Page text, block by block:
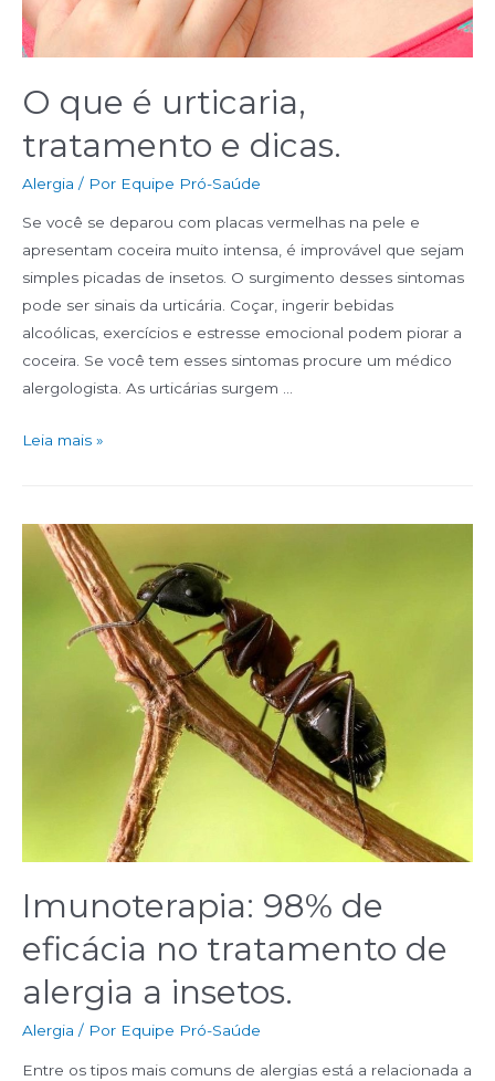
O que é urticaria,
tratamento e dicas.
Alergia / Por Equipe Pró-Saúde
Se você se deparou com placas vermelhas na pele e
apresentam coceira muito intensa, é improvável que sejam
simples picadas de insetos. O surgimento desses sintomas
pode ser sinais da urticária. Coçar, ingerir bebidas
alcoólicas, exercícios e estresse emocional podem piorar a
coceira. Se você tem esses sintomas procure um médico
alergologista. As urticárias surgem …
Leia mais »
Imunoterapia: 98% de
eficácia no tratamento de
alergia a insetos.
Alergia / Por Equipe Pró-Saúde
Entre os tipos mais comuns de alergias está a relacionada a